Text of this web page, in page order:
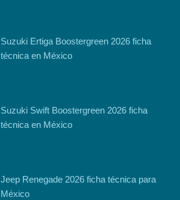
Suzuki Ertiga Boostergreen 2026 ficha
técnica en México
Suzuki Swift Boostergreen 2026 ficha
técnica en México
Jeep Renegade 2026 ficha técnica para
México